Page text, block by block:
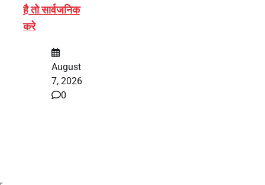
है तो सार्वजनिक
करे
August
7, 2026
0